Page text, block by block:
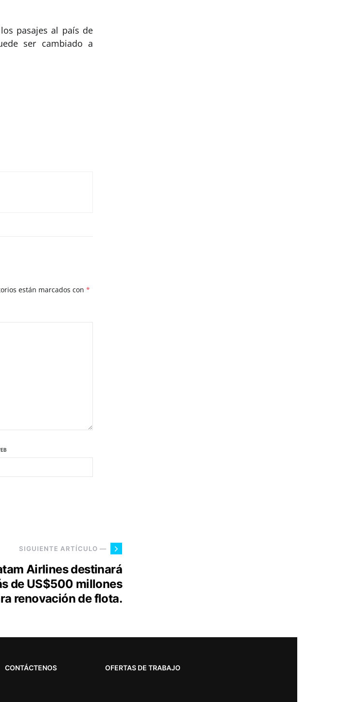
pasajes al país de
ser cambiado a
están marcados con *
SIGUIENTE ARTÍCULO —
Airlines destinará
de US$500 millones
renovación de flota.
CONTÁCTENOS OFERTAS DE TRABAJO